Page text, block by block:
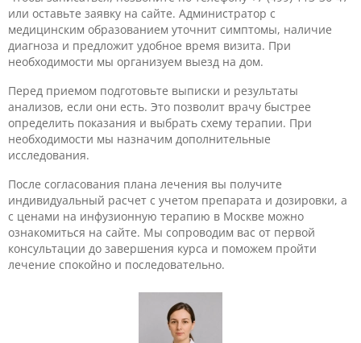
или оставьте заявку на сайте. Администратор с
медицинским образованием уточнит симптомы, наличие
диагноза и предложит удобное время визита. При
необходимости мы организуем выезд на дом.
Перед приемом подготовьте выписки и результаты
анализов, если они есть. Это позволит врачу быстрее
определить показания и выбрать схему терапии. При
необходимости мы назначим дополнительные
исследования.
После согласования плана лечения вы получите
индивидуальный расчет с учетом препарата и дозировки, а
с ценами на инфузионную терапию в Москве можно
ознакомиться на сайте. Мы сопроводим вас от первой
консультации до завершения курса и поможем пройти
лечение спокойно и последовательно.